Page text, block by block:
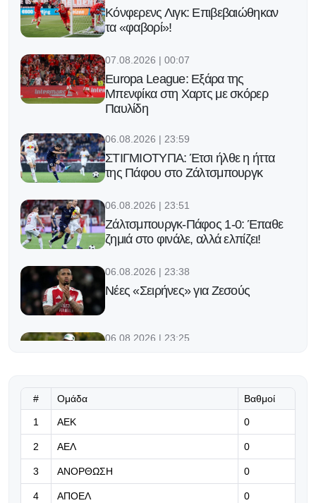
Κόνφερενς Λιγκ: Επιβεβαιώθηκαν
τα «φαβορί»!
07.08.2026 | 00:07
Europa League: Εξάρα της
Μπενφίκα στη Χαρτς με σκόρερ
Παυλίδη
06.08.2026 | 23:59
ΣΤΙΓΜΙΟΤΥΠΑ: Έτσι ήλθε η ήττα
της Πάφου στο Ζάλτσμπουργκ
06.08.2026 | 23:51
Ζάλτσμπουργκ-Πάφος 1-0: Έπαθε
ζημιά στο φινάλε, αλλά ελπίζει!
06.08.2026 | 23:38
Νέες «Σειρήνες» για Ζεσούς
06.08.2026 | 23:25
«Μπορούμε να βασιστούμε σε
όλους τους παίκτες μας»
06.08.2026 | 23:06
Έχασε από την Άντερλεχτ ο ΠΑΟΚ,
# Ομάδα Βαθμοί
1 ΑΕΚ 0
2 ΑΕΛ 0
3 ΑΝΟΡΘΩΣΗ 0
4 ΑΠΟΕΛ 0